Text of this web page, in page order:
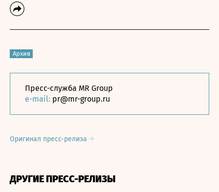
Архив
Пресс-служба MR Group
e-mail: pr@mr-group.ru
Оригинал пресс-релиза
ДРУГИЕ ПРЕСС-РЕЛИЗЫ